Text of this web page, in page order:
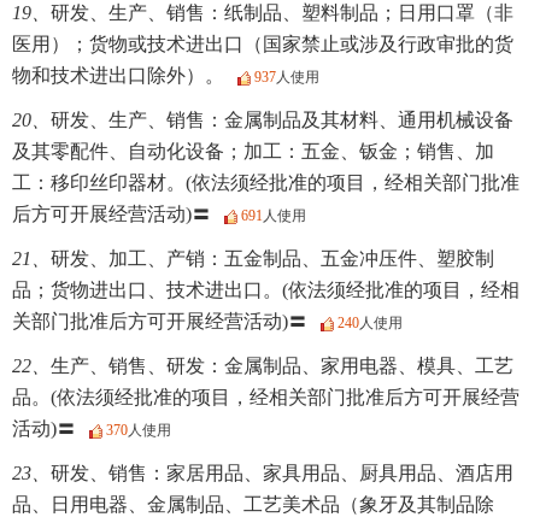
19、 研发、生产、销售：纸制品、塑料制品；日用口罩（非
医用）；货物或技术进出口（国家禁止或涉及行政审批的货
物和技术进出口除外）。
937人使用
20、 研发、生产、销售：金属制品及其材料、通用机械设备
及其零配件、自动化设备；加工：五金、钣金；销售、加
工：移印丝印器材。(依法须经批准的项目，经相关部门批准
后方可开展经营活动)〓
691人使用
21、 研发、加工、产销：五金制品、五金冲压件、塑胶制
品；货物进出口、技术进出口。(依法须经批准的项目，经相
关部门批准后方可开展经营活动)〓
240人使用
22、 生产、销售、研发：金属制品、家用电器、模具、工艺
品。(依法须经批准的项目，经相关部门批准后方可开展经营
活动)〓
370人使用
23、 研发、销售：家居用品、家具用品、厨具用品、酒店用
品、日用电器、金属制品、工艺美术品（象牙及其制品除